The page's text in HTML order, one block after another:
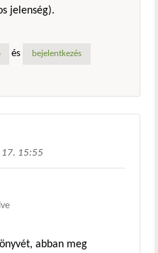
jelenség).
és bejelentkezés
15:55
abban meg